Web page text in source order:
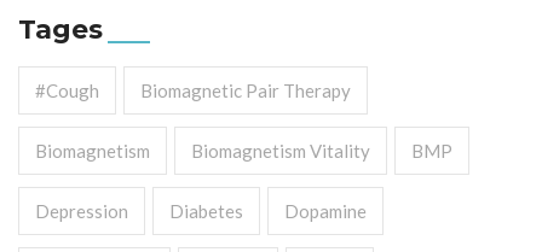
Tages
#cough Biomagnetic Pair Therapy
Biomagnetism Biomagnetism Vitality BMP
Depression Diabetes Dopamine